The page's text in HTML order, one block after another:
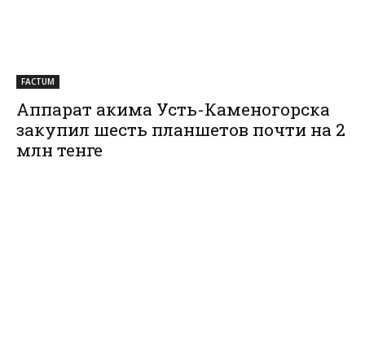
FACTUM
Аппарат акима Усть-Каменогорска
закупил шесть планшетов почти на 2
млн тенге